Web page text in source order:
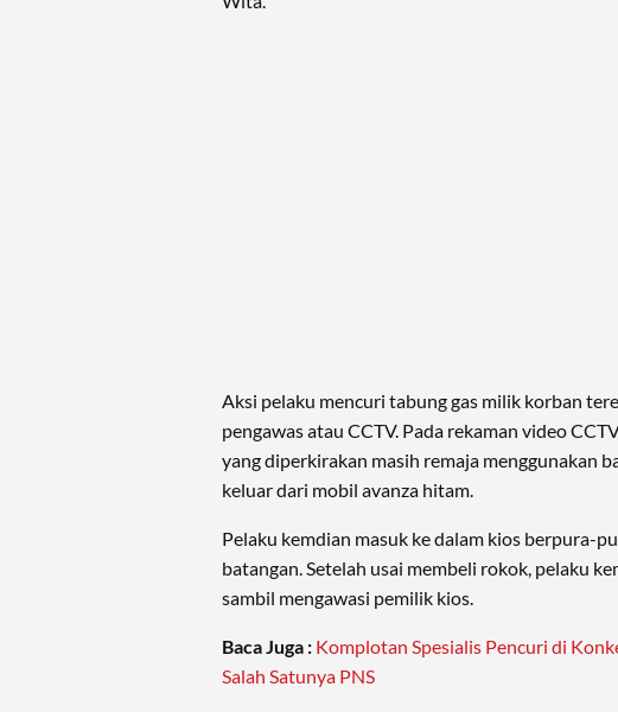
Aksi pelaku mencuri tabung gas milik korban
pengawas atau CCTV. Pada rekaman video
yang diperkirakan masih remaja menggunakan
keluar dari mobil avanza hitam.
Pelaku kemdian masuk ke dalam kios berpura-
batangan. Setelah usai membeli rokok, pelaku
sambil mengawasi pemilik kios.
Baca Juga : Komplotan Spesialis Pencuri di
Salah Satunya PNS